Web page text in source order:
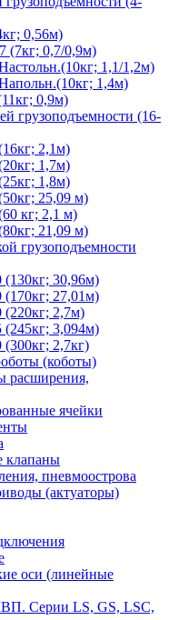
0,56м)
(7кг; 0,7/0,9м)
1,1/1,2м)
1,4м)
0,9м)
грузоподъемности (16-
2,1м)
1,7м)
1,8м)
25,09 м)
кг; 2,1 м)
21,09 м)
грузоподъемности
(130кг; 30,96м)
(170кг; 27,01м)
(220кг; 2,7м)
(245кг; 3,094м)
(300кг; 2,7кг)
(коботы)
расширения,
ячейки
клапаны
пневмоострова
(актуаторы)
оси (линейные
Серии LS, GS, LSC,